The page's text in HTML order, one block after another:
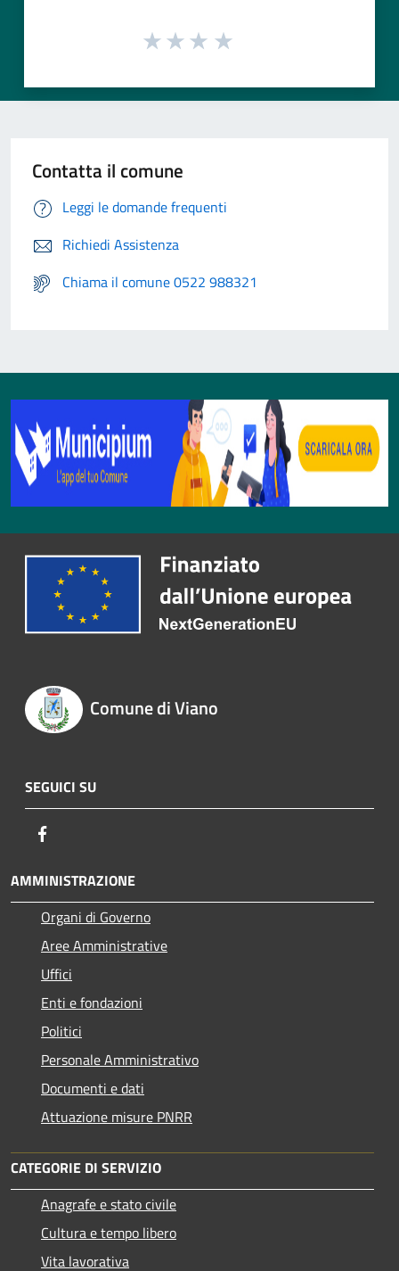
Contatta il comune
Leggi le domande frequenti
Richiedi Assistenza
Chiama il comune 0522 988321
Comune di Viano
SEGUICI SU
AMMINISTRAZIONE
Organi di Governo
Aree Amministrative
Uffici
Enti e fondazioni
Politici
Personale Amministrativo
Documenti e dati
Attuazione misure PNRR
CATEGORIE DI SERVIZIO
Anagrafe e stato civile
Cultura e tempo libero
Vita lavorativa